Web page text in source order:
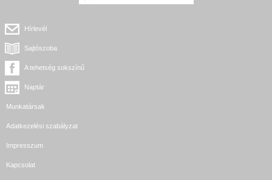
Hírlevél
Sajtószoba
A tehetség sokszínű
Naptár
Munkatársak
Adatkezelési szabályzat
Impresszum
Kapcsolat